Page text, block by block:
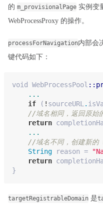
的 m_provisionalPage 实例变
WebProcessProxy 的操作。
processForNavigation内部会
键代码如下：
void WebProcessPool
...
if ( ! sourceURL .
//域名相同，返回原
return
...
//域名不同，创建新
String reason =
return
}
targetRegistrableDomain 是